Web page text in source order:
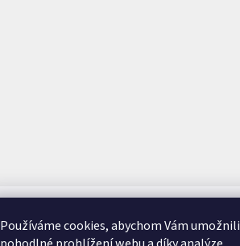
Používáme cookies, abychom Vám umožnili